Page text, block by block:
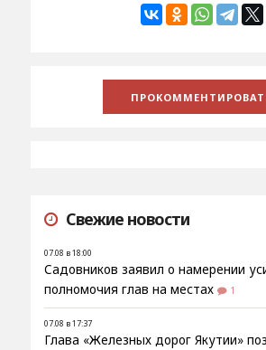
Свежие новости
07.08 в 18:00
Садовников заявил о намерении
полномочия глав на местах
1
07.08 в 17:37
Глава «Железных дорог Якутии»